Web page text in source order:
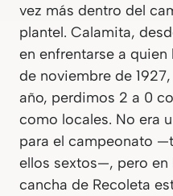
vez más dentro del
plantel. Calamita,
en enfrentarse a
de noviembre de
año, perdimos 2 a 0
como locales. No era
para el campeonato
ellos sextos—, pero en
cancha de Recoleta